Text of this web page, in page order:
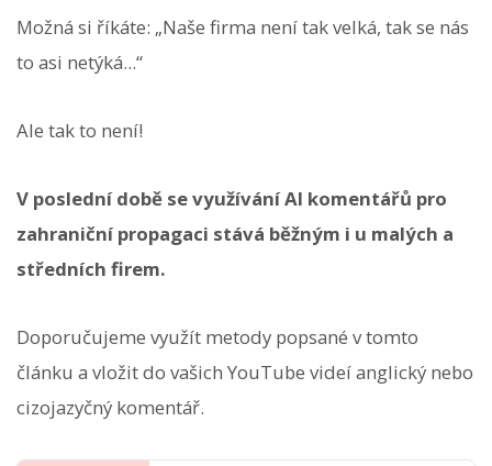
Možná si říkáte: „Naše firma není tak velká, tak se nás
to asi netýká...“
Ale tak to není!
V poslední době se využívání AI komentářů pro
zahraniční propagaci stává běžným i u malých a
středních firem.
Doporučujeme využít metody popsané v tomto
článku a vložit do vašich YouTube videí anglický nebo
cizojazyčný komentář.